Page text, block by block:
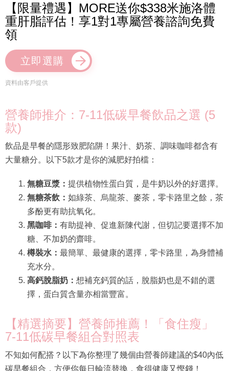
【限量禮遇】MORE送你$338米施洛體
重肝脂評估！享1對1專屬營養諮詢免費
領
立即選購
資料由客戶提供
營養師推介：7-11低碳早餐飲品之選 (5
款)
飲品是早餐的隱形致肥陷阱！果汁、奶茶、調味咖啡都含有
大量糖分。以下5款才是你的減肥好拍檔：
無糖豆漿： 提供植物性蛋白質，是牛奶以外的好選擇。
無糖茶飲： 如綠茶、烏龍茶、麥茶，零卡路里之餘，茶
多酚更有助抗氧化。
黑咖啡： 有助提神、促進新陳代謝，但切記要選擇不加
糖、不加奶的齋啡。
樽裝水： 最簡單、最健康的選擇，零卡路里，為身體補
充水分。
高鈣脫脂奶： 想補充鈣質的話，脫脂奶也是不錯的選
擇，蛋白質含量亦相當豐富。
【精選摘要】營養師推薦！「食住瘦」
7-11低碳早餐組合對照表
不知如何配搭？以下為你整理了幾個由營養師建議的$40內低
碳早餐組合，方便你每日輪流替換，食得健康又慳錢！